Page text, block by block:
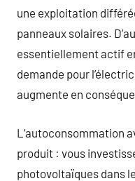
une exploitation
panneaux solaires.
essentiellement actif
demande pour
augmente en
L’autoconsommation
produit : vous
photovoltaïques dans